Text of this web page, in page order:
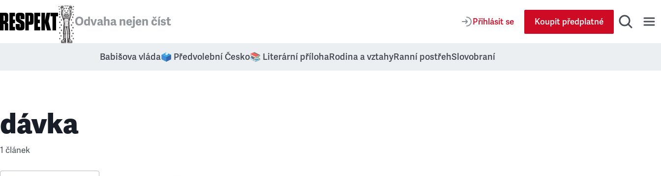
Odvaha nejen číst Přihlásit se Koupit předplatné
Babišova vláda🗳️ Předvolební Česko📚 Literární přílohaRodina a vztahyRanní postřehSlovobraní
dávka
1 článek